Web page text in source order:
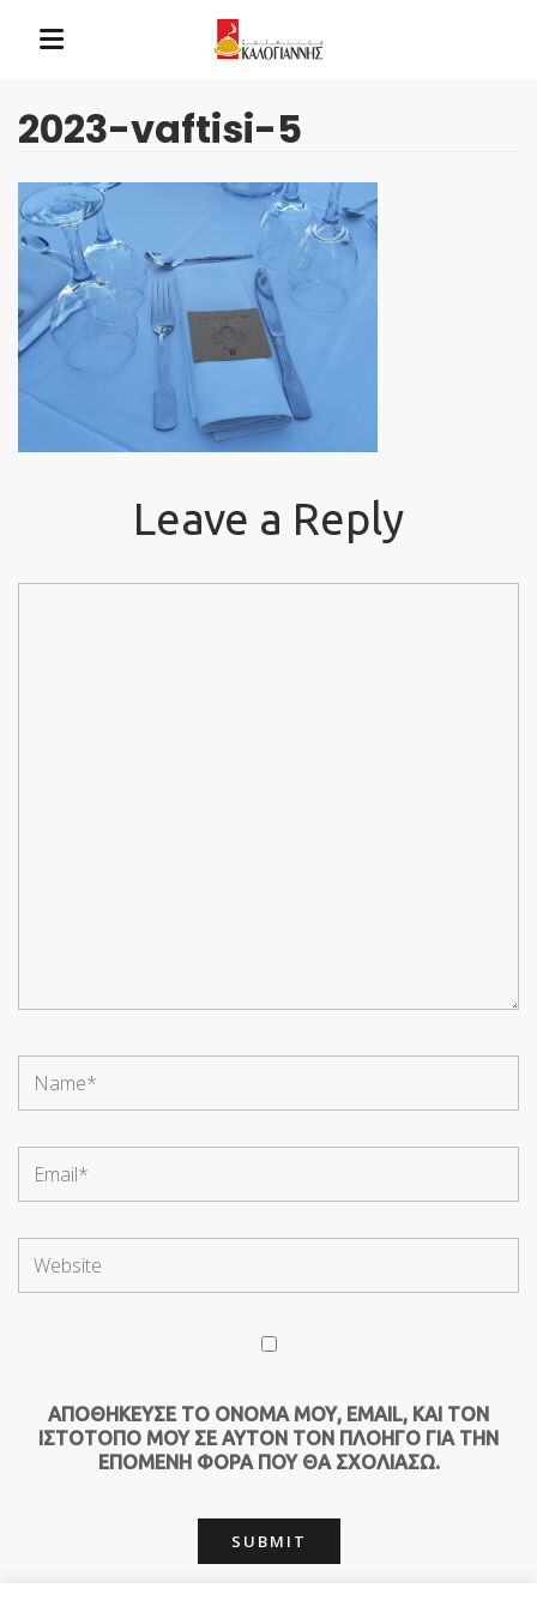
2023-vaftisi-5
Leave a Reply
ΑΠΟΘΉΚΕΥΣΕ ΤΟ ΌΝΟΜΆ ΜΟΥ, EMAIL, ΚΑΙ ΤΟΝ
ΙΣΤΌΤΟΠΟ ΜΟΥ ΣΕ ΑΥΤΌΝ ΤΟΝ ΠΛΟΗΓΌ ΓΙΑ ΤΗΝ
ΕΠΌΜΕΝΗ ΦΟΡΆ ΠΟΥ ΘΑ ΣΧΟΛΙΆΣΩ.